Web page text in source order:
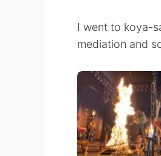
I went to koya-
mediation and